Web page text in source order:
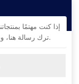
ترك رسالة هنا، وسنقوم بالرد عليك في أقرب وقت ممكن.